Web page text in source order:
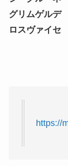
グリムゲルデ
ロスヴァイセ
https://